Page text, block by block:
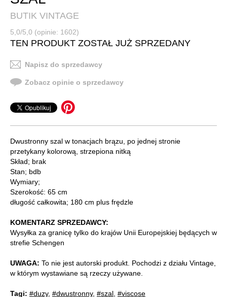
BUTIK VINTAGE
5,0/5,0 (opinie: 1602)
TEN PRODUKT ZOSTAŁ JUŻ SPRZEDANY
Napisz do sprzedawcy
Zobacz opinie o sprzedawcy
Dwustronny szal w tonacjach brązu, po jednej stronie
przetykany kolorową, strzepiona nitką
Skład; brak
Stan; bdb
Wymiary;
Szerokość: 65 cm
długość całkowita; 180 cm plus frędzle
KOMENTARZ SPRZEDAWCY:
Wysyłka za granicę tylko do krajów Unii Europejskiej będących w
strefie Schengen
UWAGA: To nie jest autorski produkt. Pochodzi z działu Vintage,
w którym wystawiane są rzeczy używane.
Tagi: #duzy, #dwustronny, #szal #viscose